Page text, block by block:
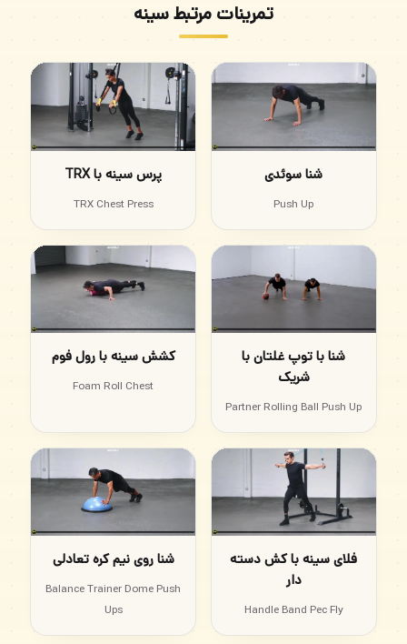
تمرینات مرتبط سینه
شنا سوئدی
Push Up
پرس سینه با TRX
TRX Chest Press
شنا با توپ غلتان با
شریک
Partner Rolling Ball Push Up
کشش سینه با رول فوم
Foam Roll Chest
فلای سینه با کش دسته
دار
Handle Band Pec Fly
شنا روی نیم کره تعادلی
Balance Trainer Dome Push
Ups